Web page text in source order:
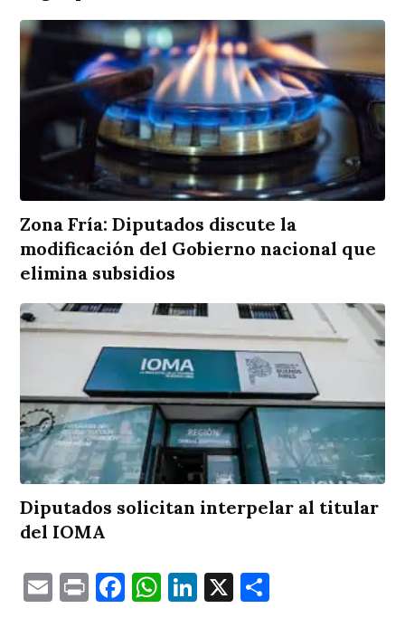
Zona Fría: Diputados discute la
modificación del Gobierno nacional que
elimina subsidios
Diputados solicitan interpelar al titular
del IOMA
EmailPrintFacebook
WhatsApp
LinkedIn
X